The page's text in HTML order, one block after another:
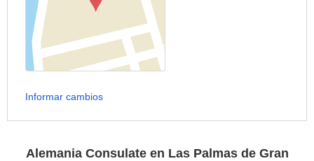
Informar cambios
Alemania Consulate en Las Palmas de Gran